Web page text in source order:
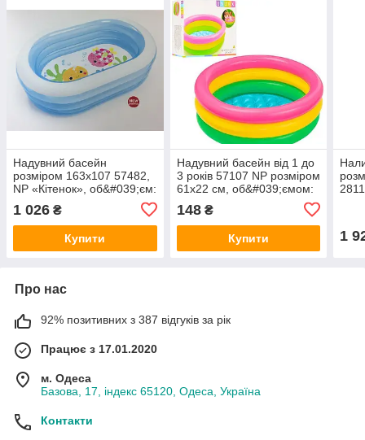
Надувний басейн
розміром 163х107 57482,
NP «Кітенок», об&#039;єм:
років
1 026 ₴
Купити
Надувний басейн від 1 до
3 років 57107 NP розміром
61х22 см, об&#039;ємом:
148₴
Купити 1
Про нас
92% позитивних з 387 відгуків за рік
Працює з 17.01.2020
м. Одеса
Базова, 17, індекс 65120, Одеса, Україна
Контакти